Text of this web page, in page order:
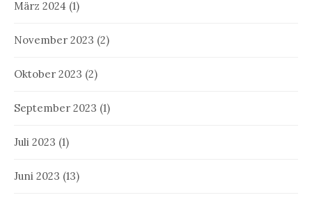
März 2024 (1)
November 2023 (2)
Oktober 2023 (2)
September 2023 (1)
Juli 2023 (1)
Juni 2023 (13)